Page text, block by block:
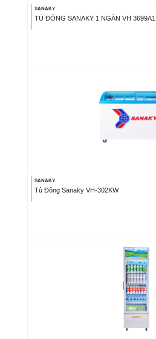
SANAKY
TỦ ĐÔNG SANAKY 1 NGĂN VH 3699A1
SANAKY
Tủ Đông Sanaky VH-302KW